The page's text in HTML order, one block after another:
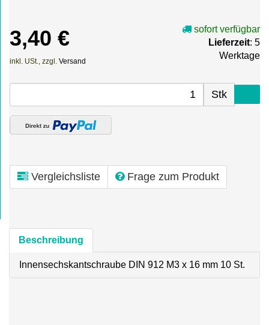
3,40 €
inkl. USt., zzgl. Versand
sofort verfügbar
Lieferzeit: 5
Werktage
Stk
Vergleichsliste Frage zum Produkt
Beschreibung
Innensechskantschraube DIN 912 M3 x 16 mm 10 St.